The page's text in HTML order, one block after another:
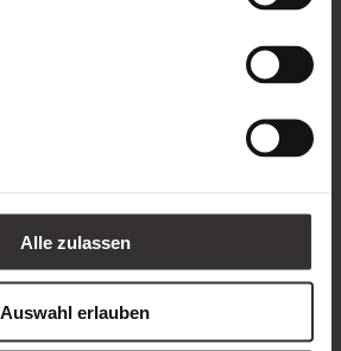
Alle zulassen
Auswahl erlauben